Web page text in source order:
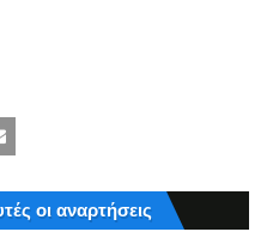
οι αναρτήσεις